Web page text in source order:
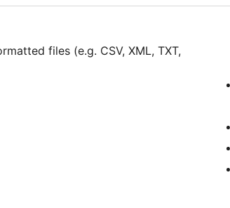
files (e.g. CSV, XML, TXT,